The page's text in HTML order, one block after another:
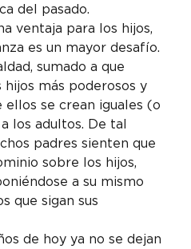
del pasado.
ventaja para los hijos,
es un mayor desafío.
sumado a que
más poderosos y
ellos se crean iguales (o
los adultos. De tal
padres sienten que
sobre los hijos,
a su mismo
que sigan sus
de hoy ya no se dejan